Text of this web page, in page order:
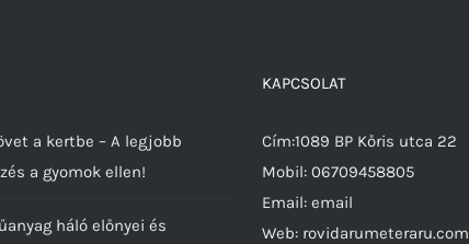
a kertbe – A legjobb
a gyomok ellen!
háló előnyei és
KAPCSOLAT
Cím:1089 BP Kőris utca 22
Mobil: 06709458805
Email: email
Web: rovidarumeteraru.com